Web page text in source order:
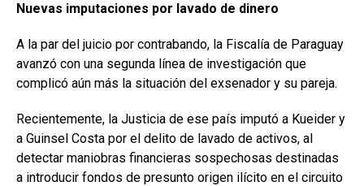
Nuevas imputaciones por lavado de dinero
A la par del juicio por contrabando, la Fiscalía de Paraguay
avanzó con una segunda línea de investigación que
complicó aún más la situación del exsenador y su pareja.
Recientemente, la Justicia de ese país imputó a Kueider y
a Guinsel Costa por el delito de lavado de activos, al
detectar maniobras financieras sospechosas destinadas
a introducir fondos de presunto origen ilícito en el circuito